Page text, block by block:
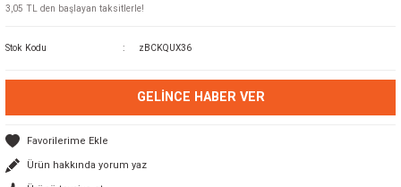
3,05 TL den başlayan taksitlerle!
Stok Kodu zBCKQUX36
GELINCE HABER VER
Ürün hakkında yorum yaz